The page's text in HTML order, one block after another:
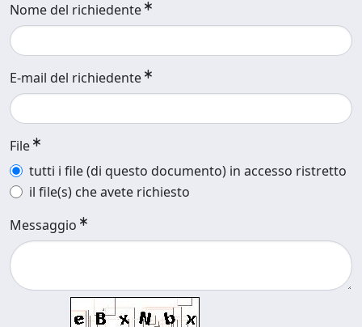
Nome del richiedente
E-mail del richiedente
File
tutti i file (di questo documento) in accesso ristretto
il file(s) che avete richiesto
Messaggio